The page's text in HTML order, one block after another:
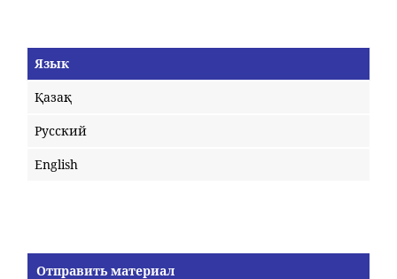
Язык
Қазақ
Русский
English
Отправить материал